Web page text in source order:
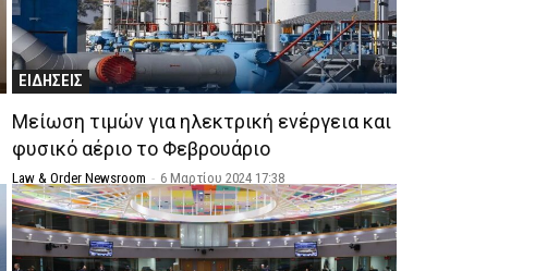
ΕΙΔΗΣΕΙΣ
Μείωση τιμών για ηλεκτρική ενέργεια και
φυσικό αέριο το Φεβρουάριο
Law & Order Newsroom - 6 Μαρτίου 2024 17:38